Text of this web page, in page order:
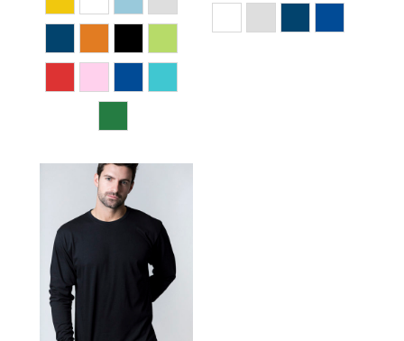
AmarilloBlancoCelesteGris Vigoré
MarinoNaranjaNegroPistacho
RojoRosaRoyalTurquesa
Verde
BlancoGris Vigoré
MarinoRoyal